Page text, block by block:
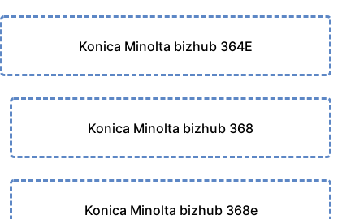
Konica Minolta bizhub 364E
Konica Minolta bizhub 368
Konica Minolta bizhub 368e